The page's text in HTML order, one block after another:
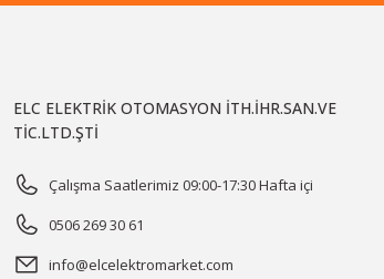
ELC ELEKTRİK OTOMASYON İTH.İHR.SAN.VE
TİC.LTD.ŞTİ
Çalışma Saatlerimiz 09:00-17:30 Hafta içi
0506 269 30 61
info@elcelektromarket.com